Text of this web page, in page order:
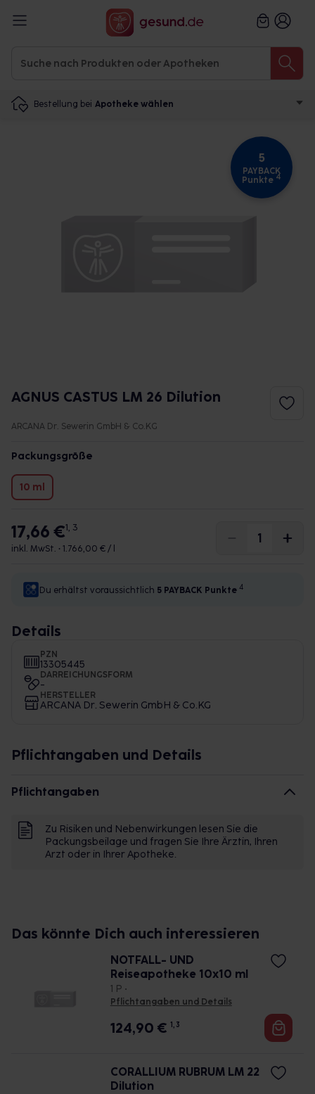
Bestellung bei Apotheke wählen
5
PAYBACK
Punkte 4
AGNUS CASTUS LM 26 Dilution
ARCANA Dr. Sewerin GmbH & Co.KG
Packungsgröße
10 ml
17,66 €1, 3
inkl. MwSt. • 1.766,00 € / l
Du erhältst voraussichtlich 5 PAYBACK Punkte 4
Details
PZN
13305445
DARREICHUNGSFORM
-
HERSTELLER
ARCANA Dr. Sewerin GmbH & Co.KG
Pflichtangaben und Details
Pflichtangaben
Zu Risiken und Nebenwirkungen lesen Sie die
Packungsbeilage und fragen Sie Ihre Ärztin, Ihren
Arzt oder in Ihrer Apotheke.
Das könnte Dich auch interessieren
NOTFALL- UND
Reiseapotheke 10x10 ml
1 P •
Pflichtangaben und Details
124,90 € 1, 3
CORALLIUM RUBRUM LM 22
Dilution